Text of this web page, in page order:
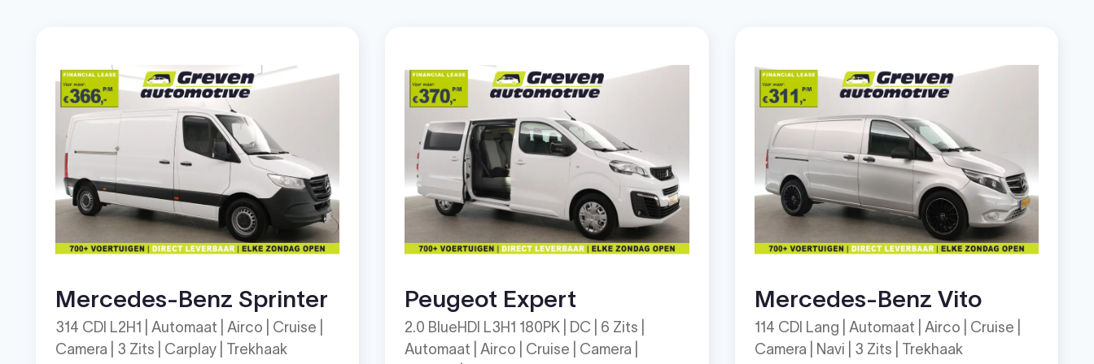
Mercedes-Benz Sprinter
314 CDI L2H1 | Automaat | Airco | Cruise |
Camera | 3 Zits | Carplay | Trekhaak
Peugeot Expert
2.0 BlueHDI L3H1 180PK | DC | 6 Zits |
Automaat | Airco | Cruise | Camera |
Mercedes-Benz Vito
114 CDI Lang | Automaat | Airco | Cruise |
Camera | Navi | 3 Zits | Trekhaak